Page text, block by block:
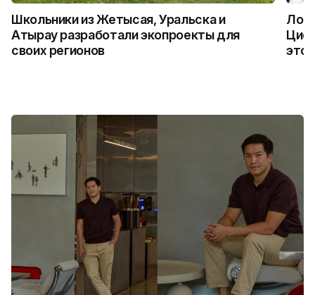
Школьники из Жетысая, Уральска и
Атырау разработали экопроекты для
своих регионов
это